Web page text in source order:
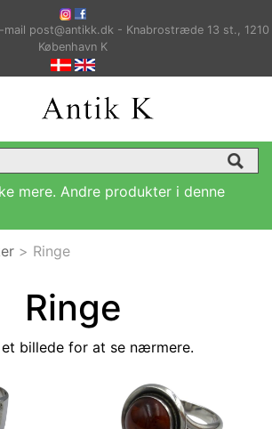
post@antikk.dk - Knabrostræde 13 st., 1210
København K
mere. Andre produkter i denne
> Ringe
Ringe
billede for at se nærmere.